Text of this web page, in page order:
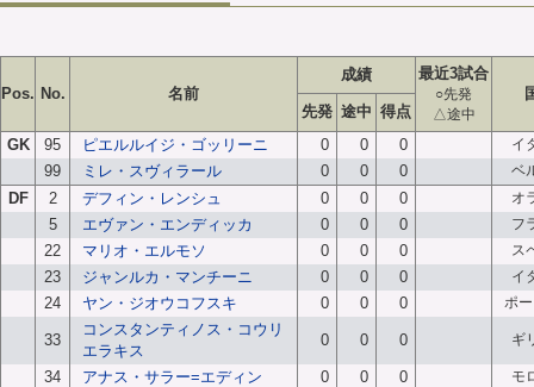
Pos. No. 名前
成績 最近3試合
○先発
△途中
先発 途中 得点
GK
95 ピエルルイジ・ゴッリーニ 0 0 0 イ
99 ミレ・スヴィラール 0 0 0 ベ
DF 2 デフィン・レンシュ 0 0 0 オ
5 エヴァン・エンディッカ 0 0 0 フ
22 マリオ・エルモソ 0 0 0 ス
23 ジャンルカ・マンチーニ 0 0 0 イ
24 ヤン・ジオウコフスキ 0 0 0 ポ
33
コンスタンティノス・コウリ
エラキス
0 0 0 ギ
34 アナス・サラー=エディン 0 0 0 モ